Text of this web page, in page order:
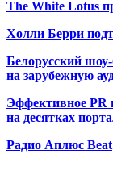
The White Lotus
Холли Берри
Белорусский шоу-
на зарубежную
Эффективное PR
на десятках
Радио Аплюс Beat